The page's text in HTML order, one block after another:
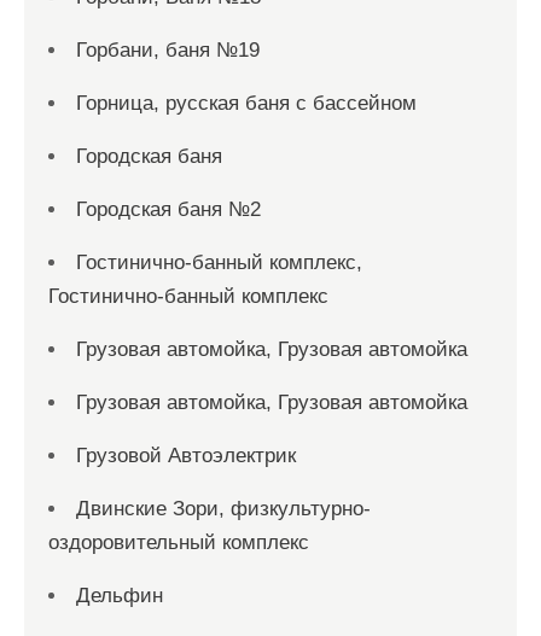
Горбани, баня №19
Горница, русская баня с бассейном
Городская баня
Городская баня №2
Гостинично-банный комплекс,
Гостинично-банный комплекс
Грузовая автомойка, Грузовая автомойка
Грузовая автомойка, Грузовая автомойка
Грузовой Автоэлектрик
Двинские Зори, физкультурно-
оздоровительный комплекс
Дельфин